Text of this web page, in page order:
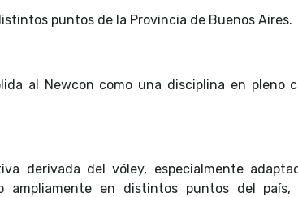
puntos de la Provincia de Buenos Aires.
al Newcon como una disciplina en pleno
derivada del vóley, especialmente
ampliamente en distintos puntos del país,